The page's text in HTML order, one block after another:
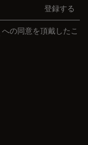
登録する
への同意を頂戴したこ